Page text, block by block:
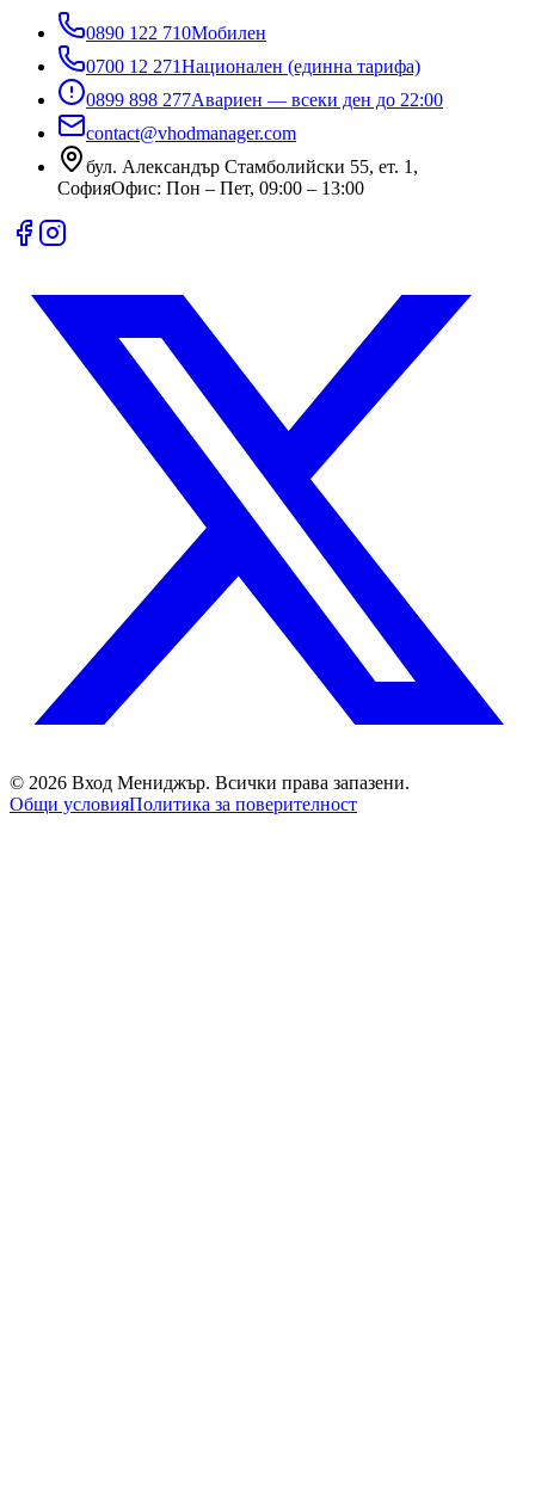
0890 122 710Мобилен
0700 12 271Национален (единна тарифа)
0899 898 277Авариен — всеки ден до 22:00
contact@vhodmanager.com
бул. Александър Стамболийски 55, ет. 1 ,
СофияОфис: Пон – Пет, 09:00 – 13:00
© 2026 Вход Мениджър. Всички права запазени.
Общи условияПолитика за поверителност